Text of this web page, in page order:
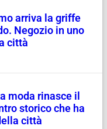
arriva la griffe
Negozio in uno
città
moda rinasce il
storico che ha
città